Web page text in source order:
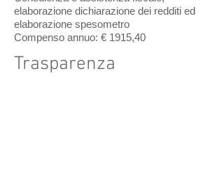
elaborazione dichiarazione dei redditi ed
elaborazione spesometro
Compenso annuo: € 1915,40
Trasparenza